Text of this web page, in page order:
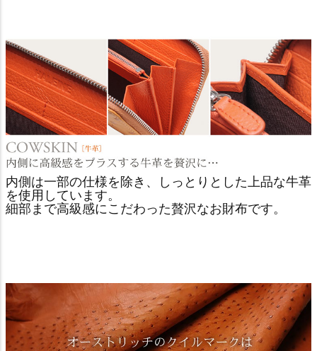
内側は一部の仕様を除き、しっとりとした上品な牛革
を使用しています。
細部まで高級感にこだわった贅沢なお財布です。